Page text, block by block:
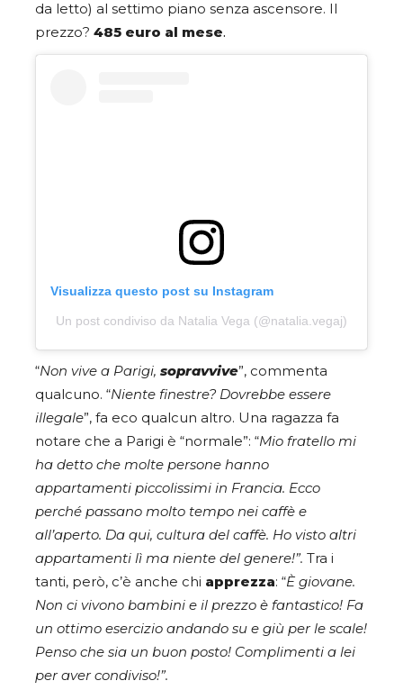
da letto) al settimo piano senza ascensore. Il
prezzo? 485 euro al mese.
Visualizza questo post su Instagram
Un post condiviso da Natalia Vega (@natalia.vegaj)
“Non vive a Parigi, sopravvive”, commenta
qualcuno. “Niente finestre? Dovrebbe essere
illegale”, fa eco qualcun altro. Una ragazza fa
notare che a Parigi è “normale”: “Mio fratello mi
ha detto che molte persone hanno
appartamenti piccolissimi in Francia. Ecco
perché passano molto tempo nei caffè e
all’aperto. Da qui, cultura del caffè. Ho visto altri
appartamenti lì ma niente del genere!”. Tra i
tanti, però, c’è anche chi apprezza: “È giovane.
Non ci vivono bambini e il prezzo è fantastico! Fa
un ottimo esercizio andando su e giù per le scale!
Penso che sia un buon posto! Complimenti a lei
per aver condiviso!”.